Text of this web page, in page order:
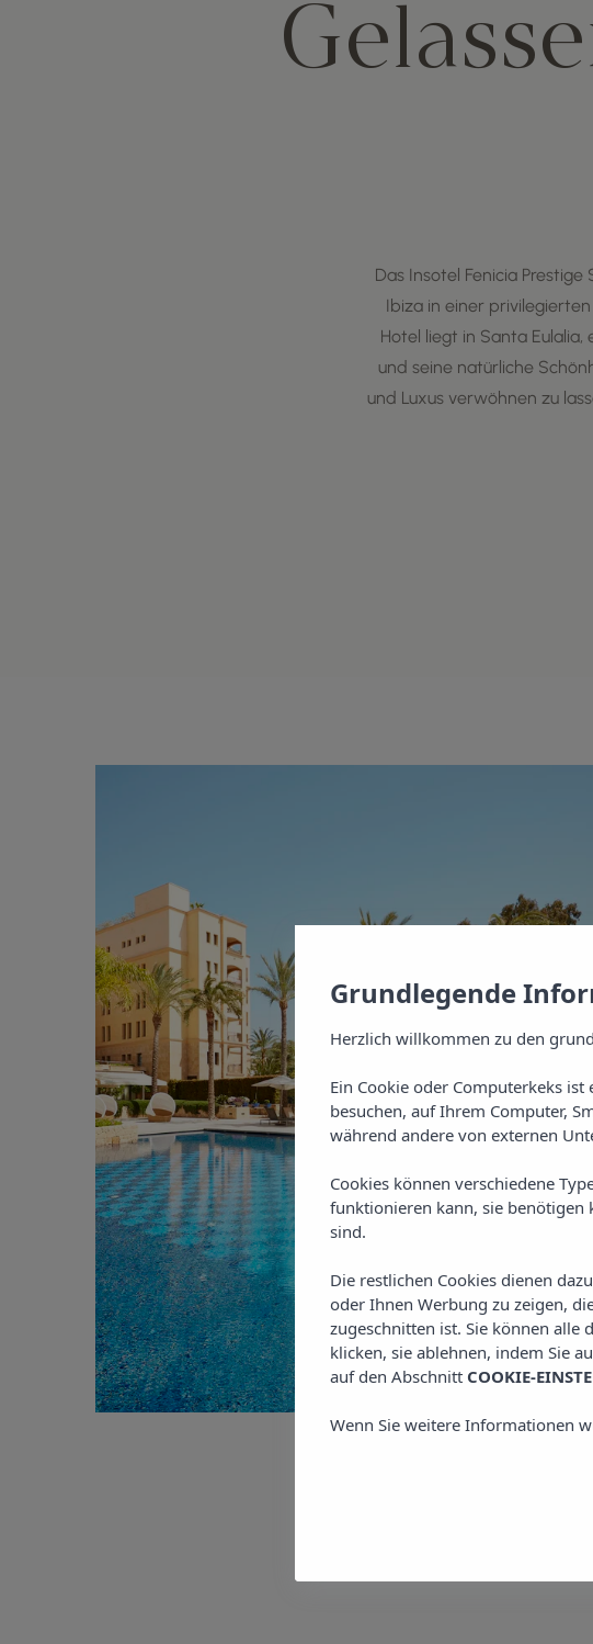
Das Insotel Fenicia
Ibiza in einer
Hotel liegt in Santa
und seine natürliche
und Luxus verwöhnen zu
Grundlegende
Herzlich willkommen zu den
Ein Cookie oder Computerkeks
besuchen, auf Ihrem Computer,
während andere von externen
Cookies können verschiedene
funktionieren kann, sie
sind.
Die restlichen Cookies dienen
oder Ihnen Werbung zu zeigen,
zugeschnitten ist. Sie können alle
klicken, sie ablehnen, indem Sie
auf den Abschnitt COOKIE-
Wenn Sie weitere Informationen